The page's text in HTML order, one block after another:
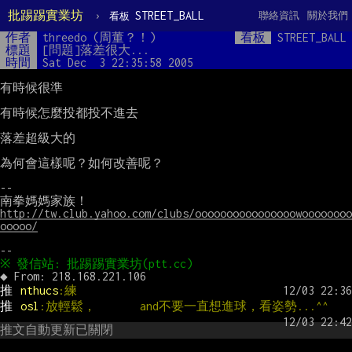
批踢踢實業坊 › 看板 STREET_BALL 關於我們
聯絡資訊
作者 threedo (周董？！) 看板
STREET_BALL
標題
[問題]落差很大...
時間
Sat Dec  3 22:35:58 2005
有時候很準
有時候怎麼投都投不進去
落差超級大的
為何會這樣呢？如何改善呢？
--
http://tw.club.yahoo.com/clubs/oooooooooooooooowoooooooo
ooooo/
推
nthucs:練
推
osl :放輕鬆，       and不要一直想進球，看姿勢...^^
推文自動更新已關閉